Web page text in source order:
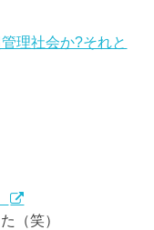
理社会か?それと
（笑）